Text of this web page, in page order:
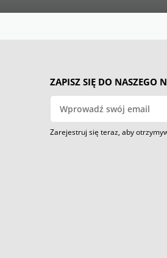
ZAPISZ SIĘ DO NASZEGO
Zarejestruj się teraz, aby